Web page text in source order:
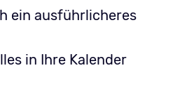
ein ausführlicheres
in Ihre Kalender